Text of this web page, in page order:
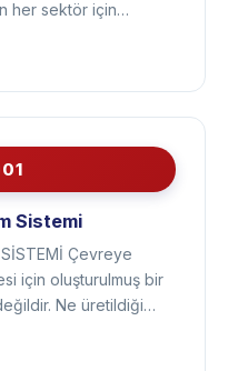
belirtir. Şartları
her sektör için…
Sistemi
SİSTEMİ Çevreye
için oluşturulmuş bir
Ne üretildiği…